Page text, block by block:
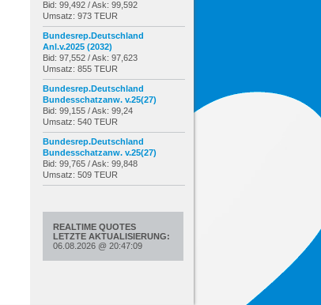
Bid: 99,492 / Ask: 99,592
Umsatz: 973 TEUR
Bundesrep.Deutschland
Anl.v.2025 (2032)
Bid: 97,552 / Ask: 97,623
Umsatz: 855 TEUR
Bundesrep.Deutschland
Bundesschatzanw. v.25(27)
Bid: 99,155 / Ask: 99,24
Umsatz: 540 TEUR
Bundesrep.Deutschland
Bundesschatzanw. v.25(27)
Bid: 99,765 / Ask: 99,848
Umsatz: 509 TEUR
REALTIME QUOTES
LETZTE AKTUALISIERUNG:
06.08.2026 @ 20:47:09